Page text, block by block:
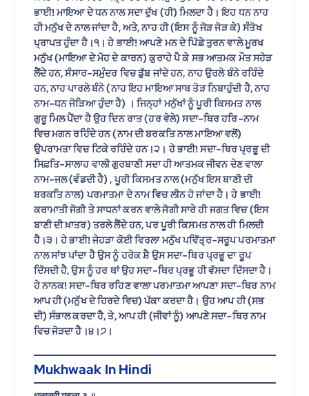
ਭਾਈ! ਮਾਇਆ ਦੇ ਧਨ ਨਾਲ ਸਦਾ ਦੁੱਖ (ਹੀ) ਮਿਲਦਾ ਹੈ। ਇਹ ਧਨ ਨਾਹ
ਹੀ ਮਨੁੱਖ ਦੇ ਨਾਲ ਜਾਂਦਾ ਹੈ, ਅਤੇ, ਨਾਹ ਹੀ (ਇਸ ਨੂੰ ਜੋੜ ਜੋੜ ਕੇ) ਸੰਤੋਖ
ਪ੍ਰਾਪਤ ਹੁੰਦਾ ਹੈ।੧। ਹੇ ਭਾਈ! ਆਪਣੇ ਮਨ ਦੇ ਪਿੱਛੇ ਤੁਰਨ ਵਾਲੇ ਮੂਰਖ
ਮਨੁੱਖ (ਮਾਇਆ ਦੇ ਮੋਹ ਦੇ ਕਾਰਨ) ਕੁਰਾਹੇ ਪੈ ਕੇ ਸਭ ਆਤਮਕ ਮੌਤ ਸਹੇੜ
ਲੈਂਦੇ ਹਨ, ਸੰਸਾਰ-ਸਮੁੰਦਰ ਵਿਚ ਡੁੱਬ ਜਾਂਦੇ ਹਨ, ਨਾਹ ਉਰਲੇ ਬੰਨੇ ਰਹਿੰਦੇ
ਹਨ, ਨਾਹ ਪਾਰਲੇ ਬੰਨੇ (ਨਾਹ ਇਹ ਮਾਇਆ ਸਾਥ ਤੋੜ ਨਿਬਾਹੁੰਦੀ ਹੈ, ਨਾਹ
ਨਾਮ-ਧਨ ਜੋੜਿਆ ਹੁੰਦਾ ਹੈ) । ਜਿਨ੍ਹਾਂ ਮਨੁੱਖਾਂ ਨੂੰ ਪੂਰੀ ਕਿਸਮਤ ਨਾਲ
ਗੁਰੂ ਮਿਲ ਪੈਂਦਾ ਹੈ ਉਹ ਦਿਨ ਰਾਤ (ਹਰ ਵੇਲੇ) ਸਦਾ-ਥਿਰ ਹਰਿ-ਨਾਮ
ਵਿਚ ਮਗਨ ਰਹਿੰਦੇ ਹਨ (ਨਾਮ ਦੀ ਬਰਕਤਿ ਨਾਲ ਮਾਇਆ ਵਲੋਂ)
ਉਪਰਾਮਤਾ ਵਿਚ ਟਿਕੇ ਰਹਿੰਦੇ ਹਨ।੨। ਹੇ ਭਾਈ! ਸਦਾ-ਥਿਰ ਪ੍ਰਭੂ ਦੀ
ਸਿਫ਼ਤਿ-ਸਾਲਾਹ ਵਾਲੀ ਗੁਰਬਾਣੀ ਸਦਾ ਹੀ ਆਤਮਕ ਜੀਵਨ ਦੇਣ ਵਾਲਾ
ਨਾਮ-ਜਲ (ਵੰਡਦੀ ਹੈ) , ਪੂਰੀ ਕਿਸਮਤ ਨਾਲ (ਮਨੁੱਖ ਇਸ ਬਾਣੀ ਦੀ
ਬਰਕਤਿ ਨਾਲ) ਪਰਮਾਤਮਾ ਦੇ ਨਾਮ ਵਿਚ ਲੀਨ ਹੋ ਜਾਂਦਾ ਹੈ। ਹੇ ਭਾਈ!
ਕਰਾਮਾਤੀ ਜੋਗੀ ਤੇ ਸਾਧਨਾਂ ਕਰਨ ਵਾਲੇ ਜੋਗੀ ਸਾਰੇ ਹੀ ਜਗਤ ਵਿਚ (ਇਸ
ਬਾਣੀ ਦੀ ਖ਼ਾਤਰ) ਤਰਲੇ ਲੈਂਦੇ ਹਨ, ਪਰ ਪੂਰੀ ਕਿਸਮਤ ਨਾਲ ਹੀ ਮਿਲਦੀ
ਹੈ।੩। ਹੇ ਭਾਈ! ਜੇਹੜਾ ਕੋਈ ਵਿਰਲਾ ਮਨੁੱਖ ਪਵਿੱਤ੍ਰ-ਸਰੂਪ ਪਰਮਾਤਮਾ
ਨਾਲ ਸਾਂਝ ਪਾਂਦਾ ਹੈ ਉਸ ਨੂੰ ਹਰੇਕ ਸ਼ੈ ਉਸ ਸਦਾ-ਥਿਰ ਪ੍ਰਭੂ ਦਾ ਰੂਪ
ਦਿੱਸਦੀ ਹੈ, ਉਸ ਨੂੰ ਹਰ ਥਾਂ ਉਹ ਸਦਾ-ਥਿਰ ਪ੍ਰਭੂ ਹੀ ਵੱਸਦਾ ਦਿੱਸਦਾ ਹੈ।
ਹੇ ਨਾਨਕ! ਸਦਾ-ਥਿਰ ਰਹਿਣ ਵਾਲਾ ਪਰਮਾਤਮਾ ਆਪਣਾ ਸਦਾ-ਥਿਰ ਨਾਮ
ਆਪ ਹੀ (ਮਨੁੱਖ ਦੇ ਹਿਰਦੇ ਵਿਚ) ਪੱਕਾ ਕਰਦਾ ਹੈ। ਉਹ ਆਪ ਹੀ (ਸਭ
ਦੀ) ਸੰਭਾਲ ਕਰਦਾ ਹੈ, ਤੇ, ਆਪ ਹੀ (ਜੀਵਾਂ ਨੂੰ) ਆਪਣੇ ਸਦਾ-ਥਿਰ ਨਾਮ
ਵਿਚ ਜੋੜਦਾ ਹੈ।੪।੭।
Mukhwaak In Hindi